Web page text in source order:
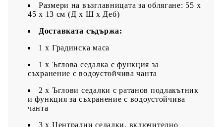
Размери на възглавницата за облягане: 55 x
45 x 13 см (Д х Ш x Деб)
Доставката съдържа:
1 х Градинска маса
1 x Ъглова седалка с функция за
съхранение с водоустойчива чанта
2 x Ъглови седалки с ратанов подлакътник
и функция за съхранение с водоустойчива
чанта
3 x Централни седалки, включително